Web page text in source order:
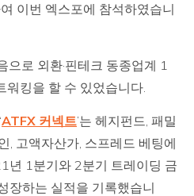
여 이번 엑스포에 참석하였습니
으로 외환·핀테크 동종업계 1
워킹을 할 수 있었습니다.
ATFX 커넥트’는 헤지펀드, 패밀
, 고액자산가, 스프레드 베팅에
년 1분기와 2분기 트레이딩 금
장하는 실적을 기록했습니